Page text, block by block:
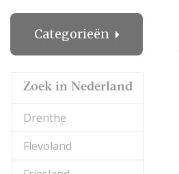
Categorieën
Zoek in Nederland
Drenthe
Flevoland